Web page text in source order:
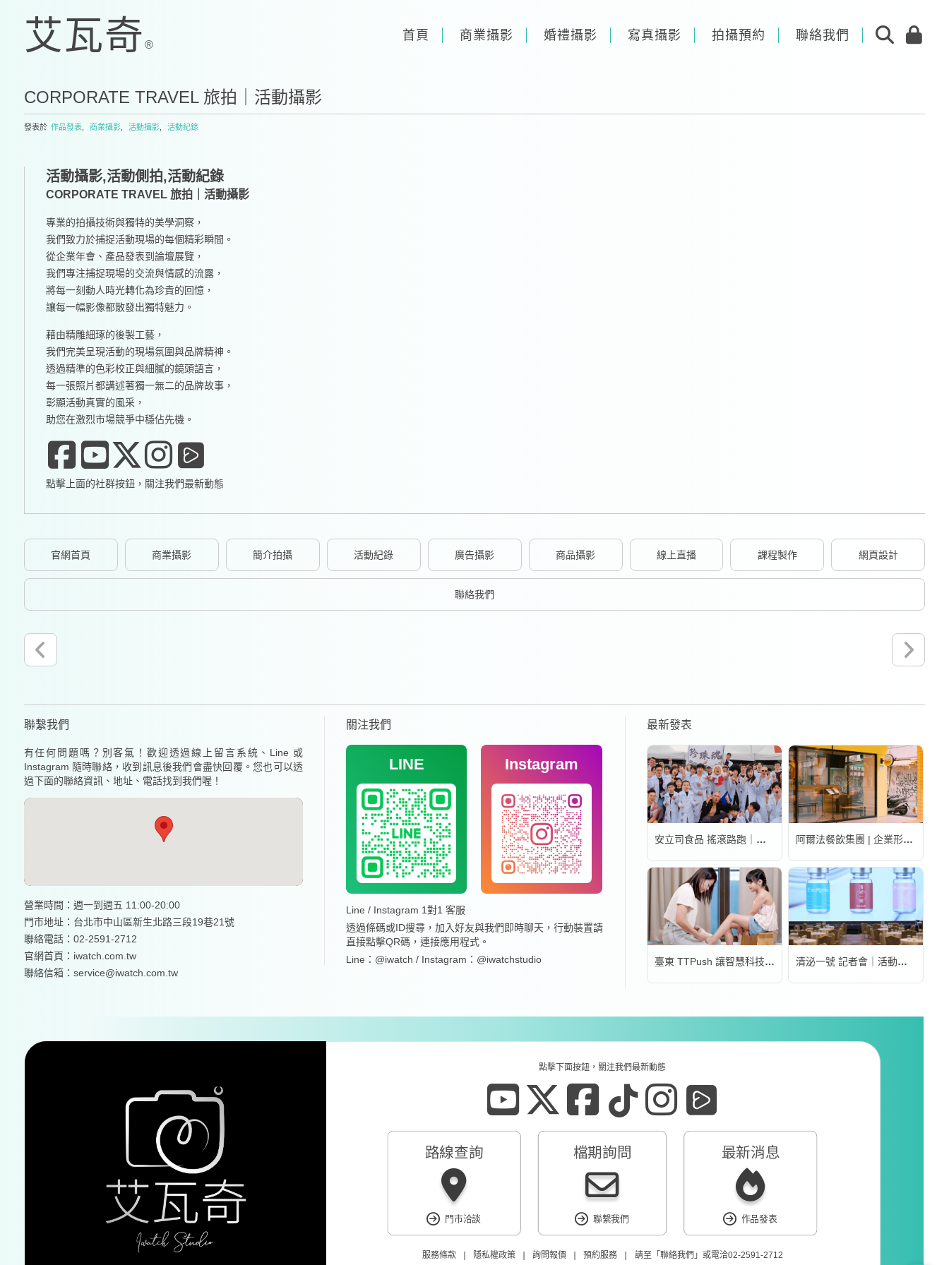
首頁 商業攝影 婚禮攝影 寫真攝影 拍攝預約 聯絡我們
CORPORATE TRAVEL 旅拍｜活動攝影
發表於 作品發表, 商業攝影, 活動攝影, 活動紀錄
活動攝影,活動側拍,活動紀錄
CORPORATE TRAVEL 旅拍｜活動攝影
專業的拍攝技術與獨特的美學洞察，
我們致力於捕捉活動現場的每個精彩瞬間。
從企業年會、產品發表到論壇展覽，
我們專注捕捉現場的交流與情感的流露，
將每一刻動人時光轉化為珍貴的回憶，
讓每一幅影像都散發出獨特魅力。
藉由精雕細琢的後製工藝，
我們完美呈現活動的現場氛圍與品牌精神。
透過精準的色彩校正與細膩的鏡頭語言，
每一張照片都講述著獨一無二的品牌故事，
彰顯活動真實的風采，
助您在激烈市場競爭中穩佔先機。
點擊上面的社群按鈕，關注我們最新動態
官網首頁 商業攝影 簡介拍攝 活動紀錄 廣告攝影 商品攝影 線上直播 課程製作 網頁設計
聯絡我們
聯繫我們
有任何問題嗎？別客氣！歡迎透過線上留言系統、Line 或
Instagram 隨時聯絡，收到訊息後我們會盡快回覆。您也可以透
過下面的聯絡資訊、地址、電話找到我們喔！
營業時間：週一到週五 11:00-20:00
門市地址：台北市中山區新生北路三段19巷21號
聯絡電話：02-2591-2712
官網首頁： iwatch.com.tw
聯絡信箱：service@iwatch.com.tw
關注我們
LINE Instagram
Line / Instagram 1對1 客服
透過條碼或ID搜尋，加入好友與我們即時聊天，行動裝置請
直接點擊QR碼，連接應用程式。
Line：@iwatch / Instagram：@iwatchstudio
最新發表
安立司食品 搖滾路跑｜活動錄影 阿爾法餐飲集團 | 企業形象宣傳片
臺東 TTPush 讓智慧科技更有溫度 | 形象影片 清泌一號 記者會｜活動錄影
點擊下面按鈕，關注我們最新動態
路線查詢
門市洽談
最新消息
作品發表
檔期詢問
聯繫我們
服務條款❘ 隱私權政策❘ 詢問報價 預約服務 請至「 聯絡我們 」或電洽02-2591-2712